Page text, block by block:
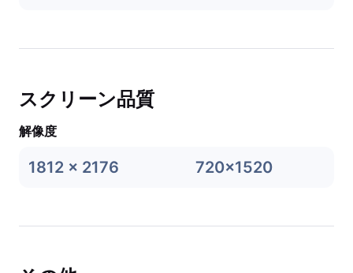
スクリーン品質
解像度
1812 x 2176 720x1520